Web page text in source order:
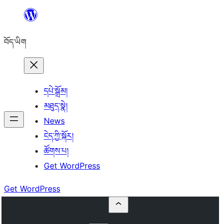
content
བོད་ཡིག
དཔེ་སྒྲོམ།
མཐུད་སྣེ།
News
ངེད་ཀྱི་སྐོར།
ཚོགས་པ།
Get WordPress
Get WordPress